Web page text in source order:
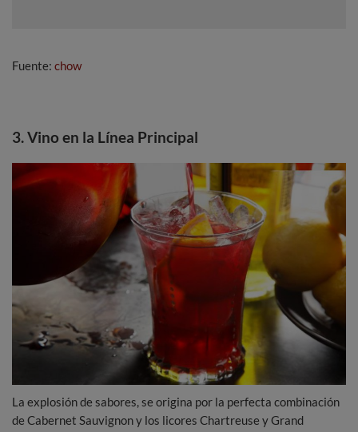
Fuente: chow
3. Vino en la Línea Principal
La explosión de sabores, se origina por la perfecta combinación
de Cabernet Sauvignon y los licores Chartreuse y Grand